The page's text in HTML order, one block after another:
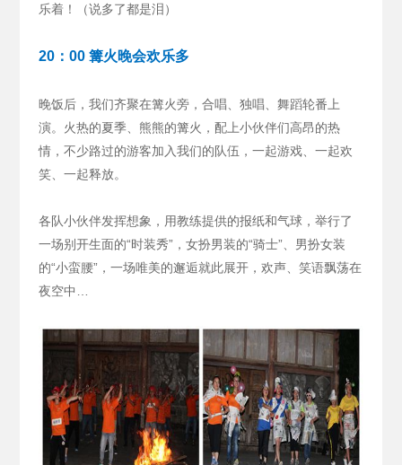
乐着！（说多了都是泪）
20：00 篝火晚会欢乐多
晚饭后，我们齐聚在篝火旁，合唱、独唱、舞蹈轮番上
演。火热的夏季、熊熊的篝火，配上小伙伴们高昂的热
情，不少路过的游客加入我们的队伍，一起游戏、一起欢
笑、一起释放。
各队小伙伴发挥想象，用教练提供的报纸和气球，举行了
一场别开生面的“时装秀”，女扮男装的“骑士”、男扮女装
的“小蛮腰”，一场唯美的邂逅就此展开，欢声、笑语飘荡在
夜空中…